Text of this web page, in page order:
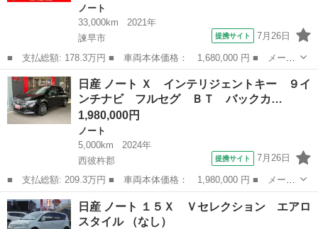
ノート
33,000km
2021年
諫早市
提携サイト 7月26日
■ 支払総額: 178.3万円 ■ 車両本体価格： 1,680,000 円 ■ メーカ
ー名： 日産 ■ 車種名： ノート ■ グレード名： １．２ Ｘ
ナビ アラウンドビューモニター エマブレ ■ 排気量： 1200cc ...
長崎 諫早市 ノート
日産 ノート Ｘ インテリジェントキー ９イ
ンチナビ フルセグ ＢＴ バックカ…
1,980,000円
ノート
5,000km
2024年
西彼杵郡
提携サイト 7月26日
■ 支払総額: 209.3万円 ■ 車両本体価格： 1,980,000 円 ■ メーカ
ー名： 日産 ■ 車種名： ノート ■ グレード名： Ｘ インテリ
ジェントキー ９インチナビ フルセグ ＢＴ バックカメラ ＬＥ
Ｄライト...
長崎 西彼杵郡 ノート
日産 ノート １５Ｘ Ｖセレクション エアロ
スタイル （なし）